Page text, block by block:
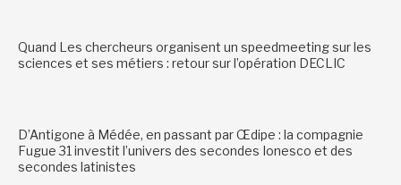
Quand Les chercheurs organisent un speedmeeting sur les
sciences et ses métiers : retour sur l’opération DECLIC
D’Antigone à Médée, en passant par Œdipe : la compagnie
Fugue 31 investit l’univers des secondes Ionesco et des
secondes latinistes